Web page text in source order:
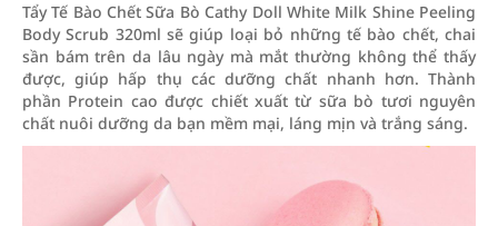
Tẩy Tế Bào Chết Sữa Bò Cathy Doll White Milk Shine Peeling
Body Scrub 320ml sẽ giúp loại bỏ những tế bào chết, chai
sần bám trên da lâu ngày mà mắt thường không thể thấy
được, giúp hấp thụ các dưỡng chất nhanh hơn. Thành
phần Protein cao được chiết xuất từ sữa bò tươi nguyên
chất nuôi dưỡng da bạn mềm mại, láng mịn và trắng sáng.